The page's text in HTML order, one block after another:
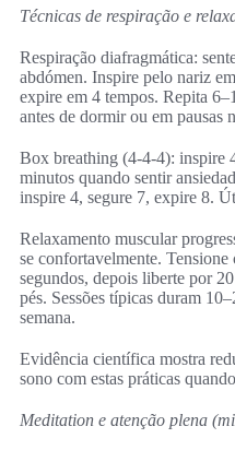
Técnicas de respiração e
Respiração diafragmática:
abdómen. Inspire pelo nariz
expire em 4 tempos. Repita
antes de dormir ou em pausas
Box breathing (4-4-4): inspire
minutos quando sentir
inspire 4, segure 7, expire 8.
Relaxamento muscular
se confortavelmente.
segundos, depois liberte por
pés. Sessões típicas duram
semana.
Evidência científica mostra
sono com estas práticas
Meditation e atenção plena